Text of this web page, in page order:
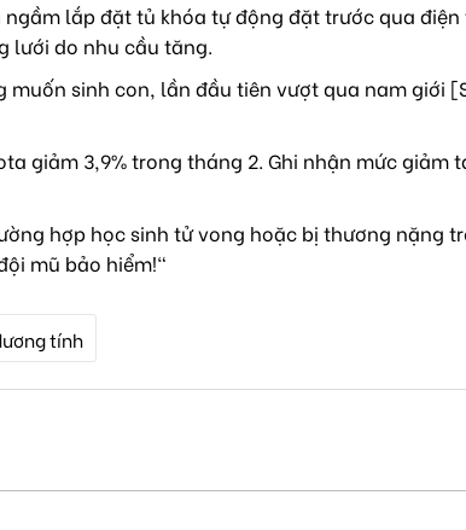
ngầm lắp đặt tủ khóa tự động đặt trước qua
lưới do nhu cầu tăng.
muốn sinh con, lần đầu tiên vượt qua nam giới
giảm 3,9% trong tháng 2. Ghi nhận mức giảm
hợp học sinh tử vong hoặc bị thương nặng
mũ bảo hiểm!"
tính